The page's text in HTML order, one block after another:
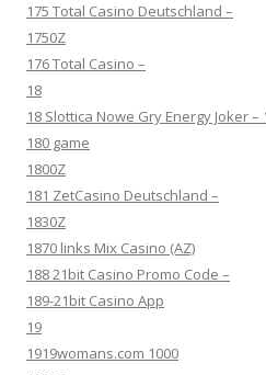
175 Total Casino Deutschland –
1750Z
176 Total Casino –
18
18 Slottica Nowe Gry Energy Joker –
180 game
1800Z
181 ZetCasino Deutschland –
1830Z
1870 links Mix Casino (AZ)
188 21bit Casino Promo Code –
189-21bit Casino App
19
1919womans.com 1000